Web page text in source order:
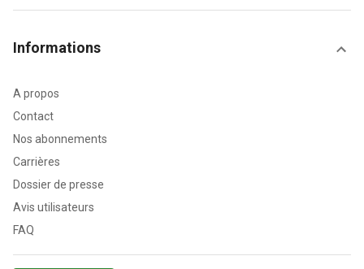
Informations
A propos
Contact
Nos abonnements
Carrières
Dossier de presse
Avis utilisateurs
FAQ